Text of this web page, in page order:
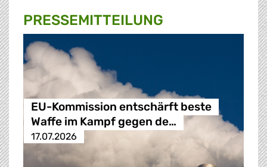
PRESSE­MITTEILUNG
EU-Kommission entschärft beste
Waffe im Kampf gegen de…
17.07.2026